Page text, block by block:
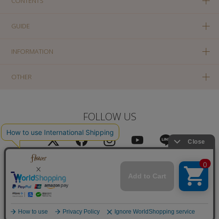
GUIDE
INFORMATION
OTHER
FOLLOW US
PC版に切り替え
Copyright(c) SOLA OF TOKYO CO., LTD All Rights Reserved.